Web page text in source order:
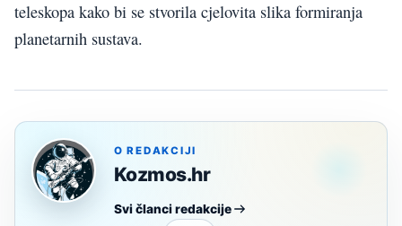
teleskopa kako bi se stvorila cjelovita slika formiranja
planetarnih sustava.
O REDAKCIJI
Kozmos.hr
Svi članci redakcije